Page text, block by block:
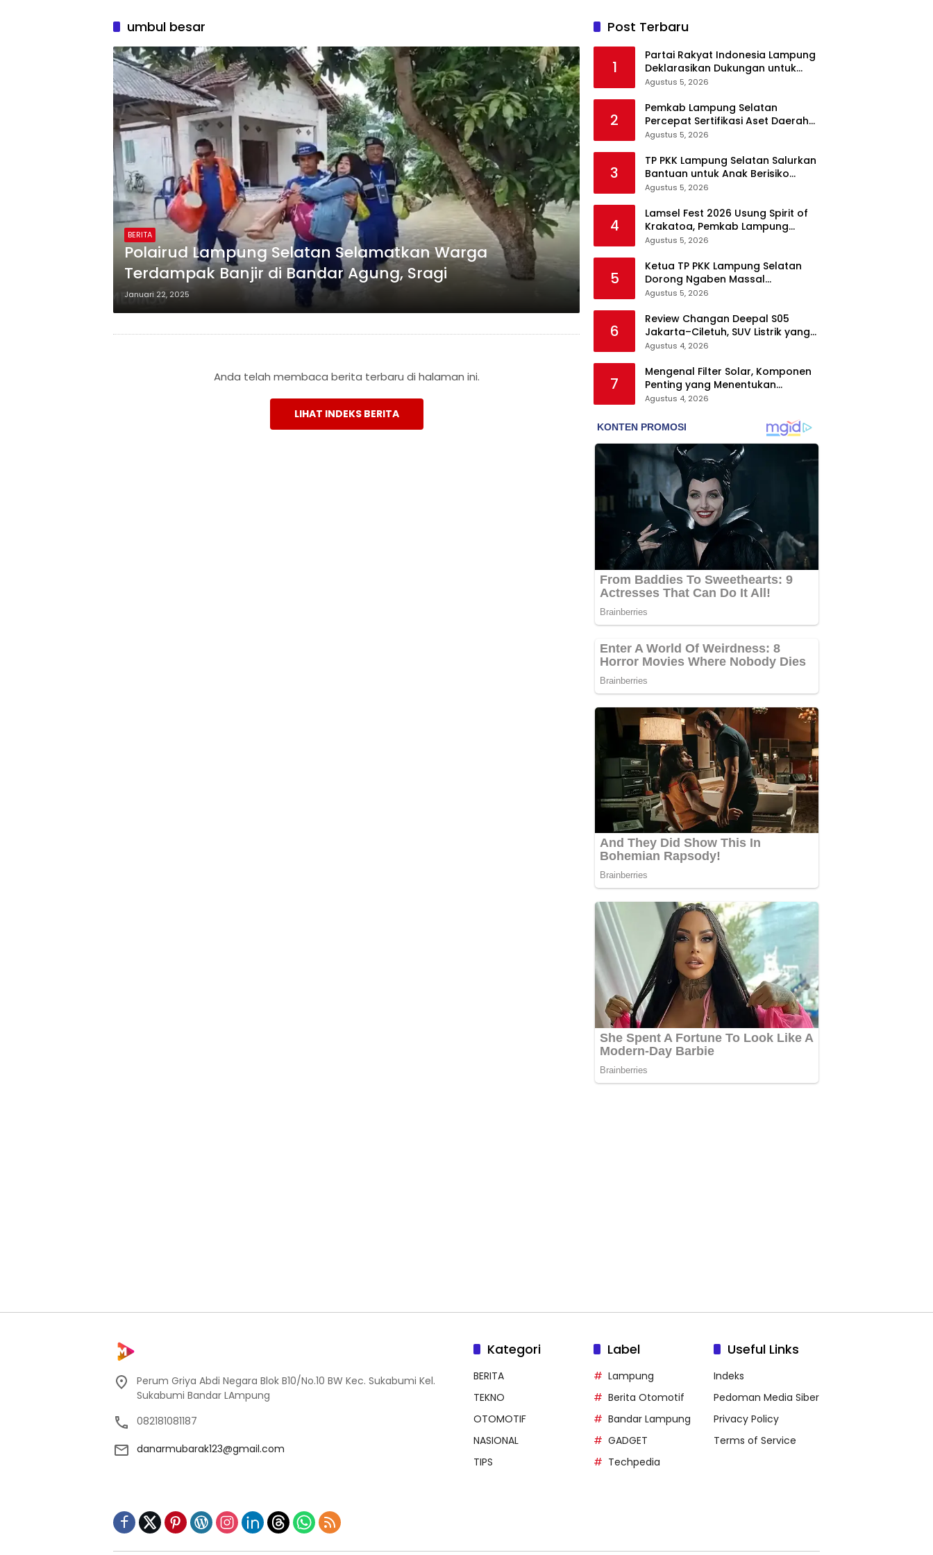
umbul besar
BERITA
Polairud Lampung Selatan Selamatkan Warga
Terdampak Banjir di Bandar Agung, Sragi
Januari 22, 2025
Anda telah membaca berita terbaru di halaman ini.
LIHAT INDEKS BERITA
Post Terbaru
1
Partai Rakyat Indonesia Lampung
Deklarasikan Dukungan untuk
Prabowo di Pilpres 2029
Agustus 5, 2026
2
Pemkab Lampung Selatan
Percepat Sertifikasi Aset Daerah
Lewat Sinergi dengan Kantor
Agustus 5, 2026
3
TP PKK Lampung Selatan Salurkan
Bantuan untuk Anak Berisiko
Stunting di Sidomulyo
Agustus 5, 2026
4
Lamsel Fest 2026 Usung Spirit of
Krakatoa, Pemkab Lampung
Selatan Siapkan Festival Lebih
Agustus 5, 2026
5
Ketua TP PKK Lampung Selatan
Dorong Ngaben Massal
Balinuraga Jadi Ikon Wisata
Agustus 5, 2026
6
Review Changan Deepal S05
Jakarta–Ciletuh, SUV Listrik yang
Nyaman dan Fun to Drive
Agustus 4, 2026
7
Mengenal Filter Solar, Komponen
Penting yang Menentukan
Keawetan Mesin Diesel
Agustus 4, 2026
Perum Griya Abdi Negara Blok B10/No.10 BW Kec. Sukabumi Kel.
Sukabumi Bandar LAmpung
082181081187
danarmubarak123@gmail.com
Kategori
BERITA
TEKNO
OTOMOTIF
NASIONAL
TIPS
Label
Lampung
Berita Otomotif
Bandar Lampung
GADGET
Techpedia
Useful Links
Indeks
Pedoman Media Siber
Privacy Policy
Terms of Service